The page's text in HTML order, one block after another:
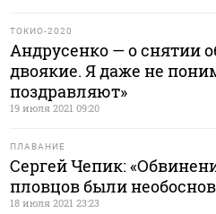
ТОКИО-2020
Андрусенко — о снятии
двоякие. Я даже не
поздравляют»
19 июля 2021 09:20
ПЛАВАНИЕ
Сергей Чепик:
пловцов были
18 июля 2021 23:23